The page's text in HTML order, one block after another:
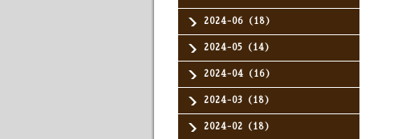
2024-06（18）
2024-05（14）
2024-04（16）
2024-03（18）
2024-02（18）